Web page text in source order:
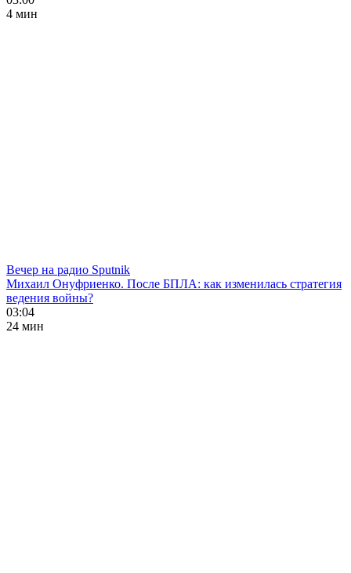
4 мин
Вечер на радио Sputnik
Михаил Онуфриенко. После БПЛА: как изменилась стратегия
ведения войны?
03:04
24 мин